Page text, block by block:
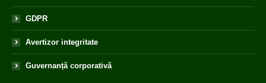
GDPR
Avertizor integritate
Guvernanță corporativă